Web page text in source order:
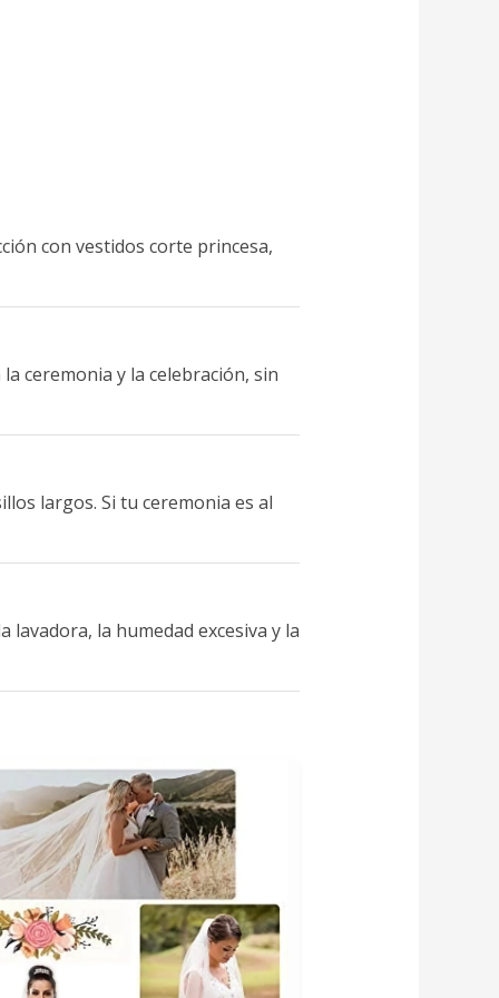
con vestidos corte princesa,
ceremonia y la celebración, sin
largos. Si tu ceremonia es al
la humedad excesiva y la